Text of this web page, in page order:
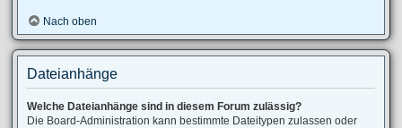
Nach oben
Dateianhänge
Welche Dateianhänge sind in diesem Forum zulässig?
Die Board-Administration kann bestimmte Dateitypen zulassen oder